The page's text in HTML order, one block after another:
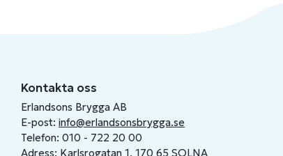
Kontakta oss
Erlandsons Brygga AB
E-post: info@erlandsonsbrygga.se
Telefon: 010 - 722 20 00
Adress: Karlsrogatan 1, 170 65 SOLNA